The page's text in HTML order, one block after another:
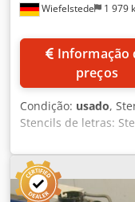
Wiefelstede 1 979
preços
Condição: usado,
Stencils de letras:
espelho médio
Djdou Intgjpfx Aivekr
mm -Peso: 8,1 kg